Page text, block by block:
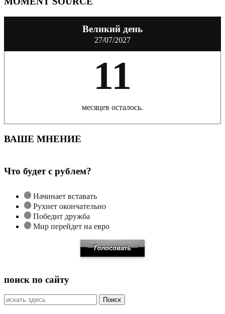
Великий день
27/07/2027
11
месяцев осталось.
ВАШЕ МНЕНИЕ
Что будет с рублем?
Начинает вставать
Рухнет окончательно
Победит дружба
Мир перейдет на евро
поиск по сайту
Искать: